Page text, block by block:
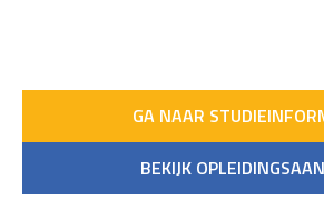
GA NAAR
BEKIJK